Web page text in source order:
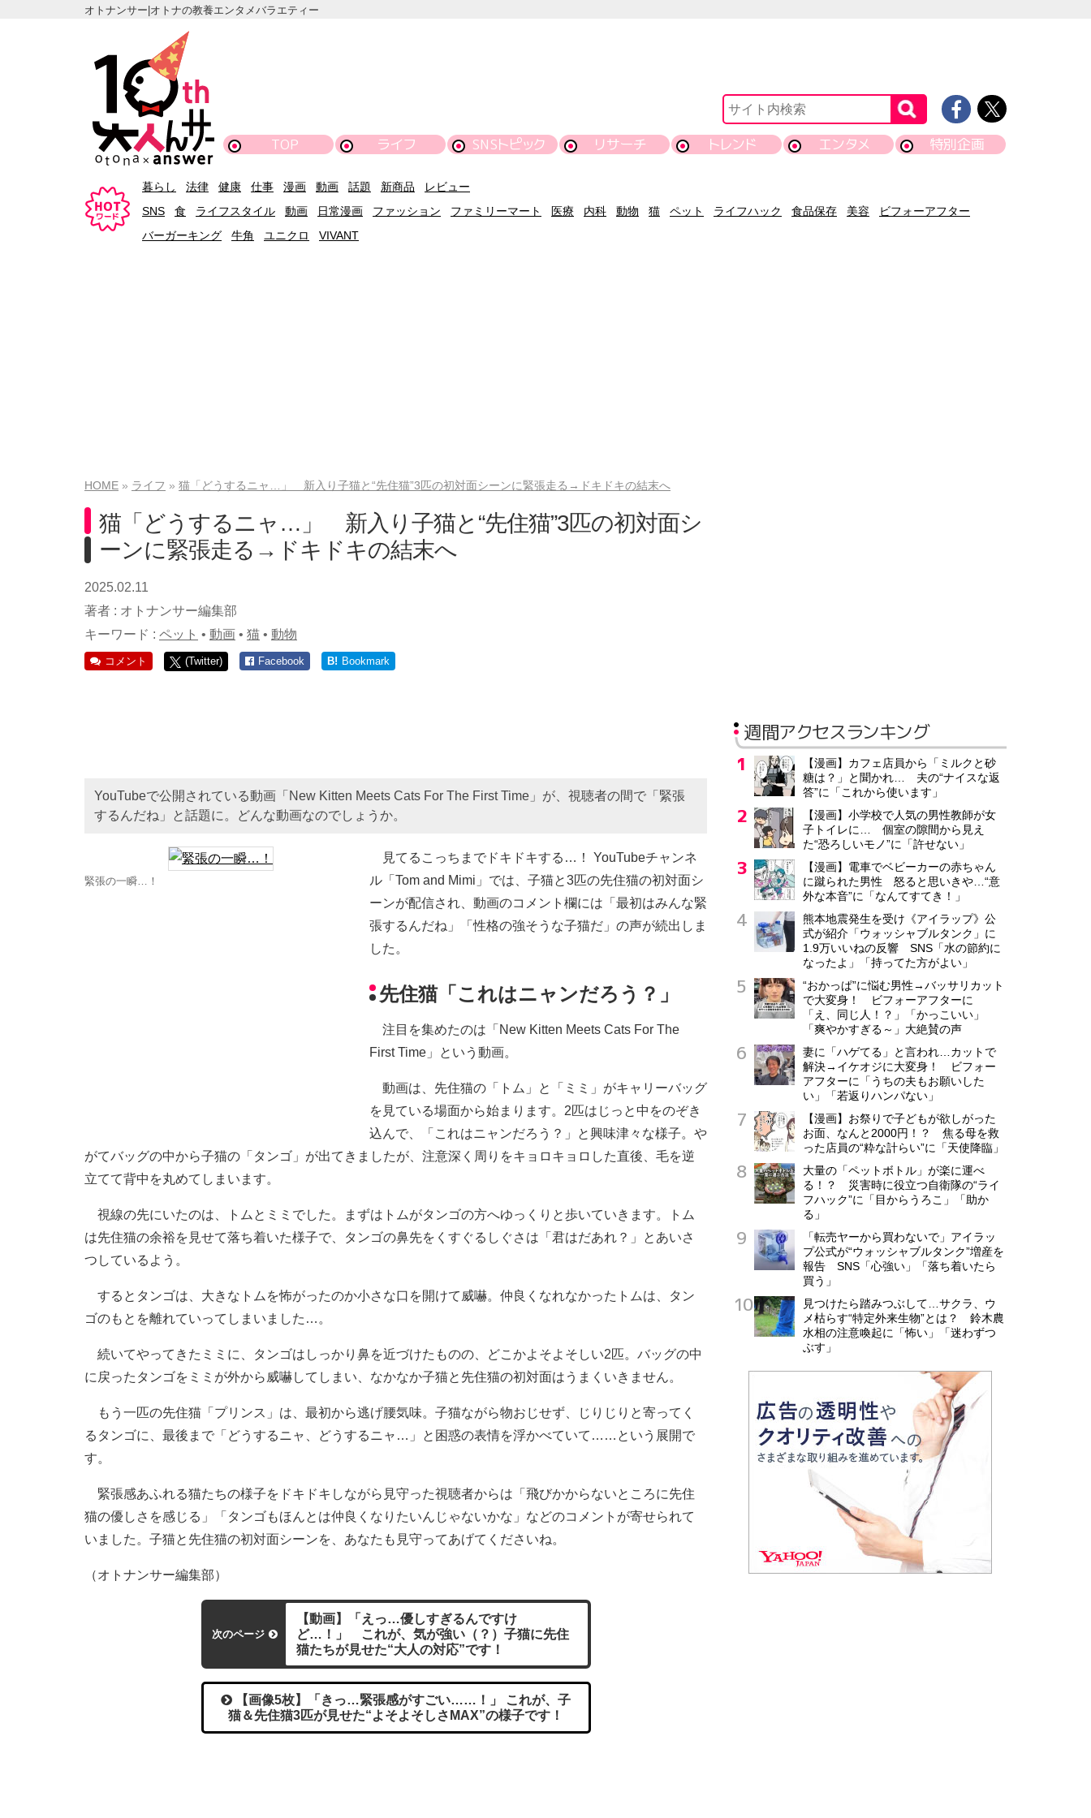
オトナンサー|オトナの教養エンタメバラエティー
TOP ライフ SNSトピック リサーチ トレンド エンタメ 特別企画
暮らし 法律 健康 仕事 漫画 動画 話題 新商品
レビュー
SNS
食 ライフスタイル 動画 日常漫画 ファッション ファミリーマート 医療 内科 動物 猫 ペット ライフハック 食品保存 美容
ビフォーアフター
バーガーキング
牛角 ユニクロ VIVANT
HOME ライフ 猫「どうするニャ…」 新入り子猫と“先住猫”3匹の初対面シーンに緊張走る→ドキドキの結末へ
猫「どうするニャ…」 新入り子猫と“先住猫”3匹の初対面シ
ーンに緊張走る→ドキドキの結末へ
2025.02.11
著者 : オトナンサー編集部
キーワード : ペット • 動画 • 猫 • 動物
コメント (Twitter) Facebook B! Bookmark
YouTubeで公開されている動画「New Kitten Meets Cats For The First Time」が、視聴者の間で「緊張
するんだね」と話題に。どんな動画なのでしょうか。
緊張の一瞬…！
見てるこっちまでドキドキする…！ YouTubeチャンネ
ル「Tom and Mimi」では、子猫と3匹の先住猫の初対面シ
ーンが配信され、動画のコメント欄には「最初はみんな緊
張するんだね」「性格の強そうな子猫だ」の声が続出しま
した。
先住猫「これはニャンだろう？」
注目を集めたのは「New Kitten Meets Cats For The
First Time」という動画。
動画は、先住猫の「トム」と「ミミ」がキャリーバッグ
を見ている場面から始まります。2匹はじっと中をのぞき
込んで、「これはニャンだろう？」と興味津々な様子。や
がてバッグの中から子猫の「タンゴ」が出てきましたが、注意深く周りをキョロキョロした直後、毛を逆
立てて背中を丸めてしまいます。
視線の先にいたのは、トムとミミでした。まずはトムがタンゴの方へゆっくりと歩いていきます。トム
は先住猫の余裕を見せて落ち着いた様子で、タンゴの鼻先をくすぐるしぐさは「君はだあれ？」とあいさ
つしているよう。
するとタンゴは、大きなトムを怖がったのか小さな口を開けて威嚇。仲良くなれなかったトムは、タン
ゴのもとを離れていってしまいました…。
続いてやってきたミミに、タンゴはしっかり鼻を近づけたものの、どこかよそよそしい2匹。バッグの中
に戻ったタンゴをミミが外から威嚇してしまい、なかなか子猫と先住猫の初対面はうまくいきません。
もう一匹の先住猫「プリンス」は、最初から逃げ腰気味。子猫ながら物おじせず、じりじりと寄ってく
るタンゴに、最後まで「どうするニャ、どうするニャ…」と困惑の表情を浮かべていて……という展開で
す。
緊張感あふれる猫たちの様子をドキドキしながら見守った視聴者からは「飛びかからないところに先住
猫の優しさを感じる」「タンゴもほんとは仲良くなりたいんじゃないかな」などのコメントが寄せられて
いました。子猫と先住猫の初対面シーンを、あなたも見守ってあげてくださいね。
（オトナンサー編集部）
次のページ
【動画】「えっ…優しすぎるんですけ
ど…！」 これが、気が強い（？）子猫に先住
猫たちが見せた“大人の対応”です！
【画像5枚】「きっ…緊張感がすごい……！」 これが、子
猫＆先住猫3匹が見せた“よそよそしさMAX”の様子です！
週間アクセスランキング
【漫画】カフェ店員から「ミルクと砂
糖は？」と聞かれ… 夫の“ナイスな返
答”に「これから使います」
【漫画】小学校で人気の男性教師が女
子トイレに… 個室の隙間から見え
た“恐ろしいモノ”に「許せない」
【漫画】電車でベビーカーの赤ちゃん
に蹴られた男性 怒ると思いきや…“意
外な本音”に「なんてすてき！」
熊本地震発生を受け《アイラップ》公
式が紹介「ウォッシャブルタンク」に
1.9万いいねの反響 SNS「水の節約に
なったよ」「持ってた方がよい」
“おかっぱ”に悩む男性→バッサリカット
で大変身！ ビフォーアフターに
「え、同じ人！？」「かっこいい」
「爽やかすぎる～」大絶賛の声
妻に「ハゲてる」と言われ…カットで
解決→イケオジに大変身！ ビフォー
アフターに「うちの夫もお願いした
い」「若返りハンパない」
【漫画】お祭りで子どもが欲しがった
お面、なんと2000円！？ 焦る母を救
った店員の“粋な計らい”に「天使降臨」
大量の「ペットボトル」が楽に運べ
る！？ 災害時に役立つ自衛隊の“ライ
フハック”に「目からうろこ」「助か
る」
「転売ヤーから買わないで」アイラッ
プ公式が“ウォッシャブルタンク”増産を
報告 SNS「心強い」「落ち着いたら
買う」
見つけたら踏みつぶして…サクラ、ウ
メ枯らす“特定外来生物”とは？ 鈴木農
水相の注意喚起に「怖い」「迷わずつ
ぶす」